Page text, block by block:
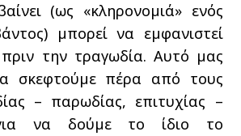
(ως «κληρονομιά» ενός
μπορεί να εμφανιστεί
την τραγωδία. Αυτό μας
σκεφτούμε πέρα από τους
– παρωδίας, επιτυχίας –
να δούμε το ίδιο το